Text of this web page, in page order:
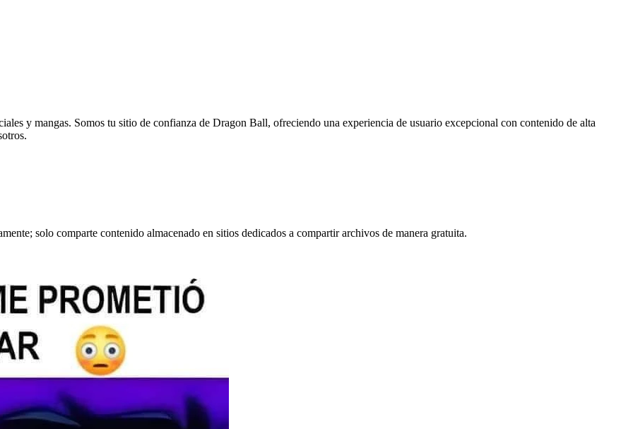
y mangas. Somos tu sitio de confianza de Dragon Ball, ofreciendo una experiencia de usuario excepcional con contenido de alta
solo comparte contenido almacenado en sitios dedicados a compartir archivos de manera gratuita.